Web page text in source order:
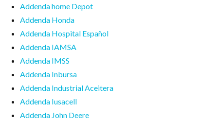
Addenda home Depot
Addenda Honda
Addenda Hospital Español
Addenda IAMSA
Addenda IMSS
Addenda Inbursa
Addenda Industrial Aceitera
Addenda Iusacell
Addenda John Deere